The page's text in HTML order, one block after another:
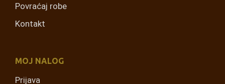
Povraćaj robe
Kontakt
MOJ NALOG
Prijava